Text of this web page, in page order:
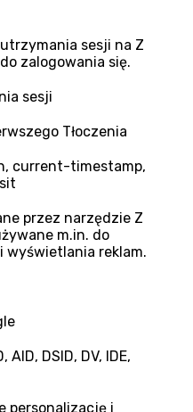
sesji na Z
zalogowania się.
sesji
Tłoczenia
current-timestamp,
przez narzędzie Z
m.in. do
wyświetlania reklam.
AID, DSID, DV, IDE,
personalizację i